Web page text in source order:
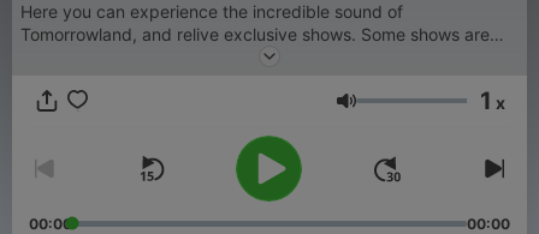
Here you can experience the incredible sound of
Tomorrowland, and relive exclusive shows. Some shows are
exclusive and only accessible through the Tomorrowland App:
Weekend Kick-Off, - 4:4 with Carly Wilford, - Relive The
Гучність 1 x
00:00 00:00